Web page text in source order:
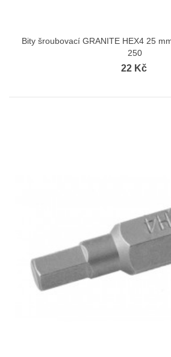
Bity šroubovací GRANITE HEX4 25
250
22 Kč